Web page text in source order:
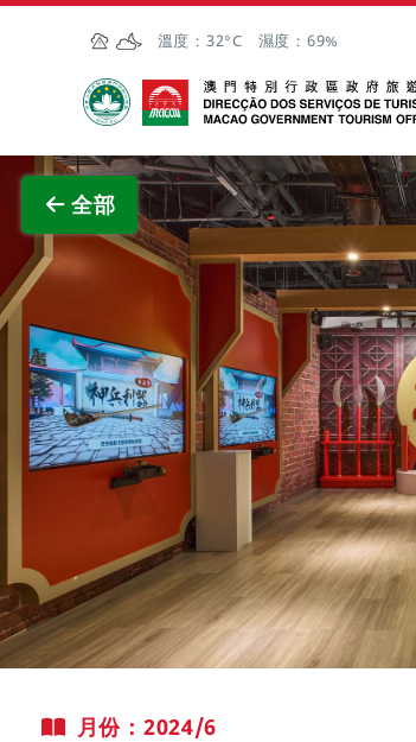
跳至主内容
溫度： 32°C 濕度： 69%
澳門特別行政區政府旅遊局
全部
月份：2024/6